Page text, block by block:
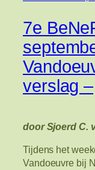
7e
verslag –
door Sjoerd C.
Tijdens het
Vandoeuvre bij